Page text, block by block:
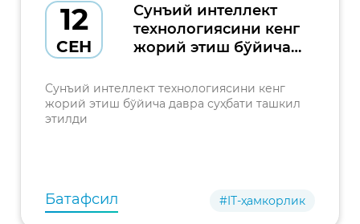
12
СЕН
Сунъий интеллект
технологиясини кенг
жорий этиш бўйича
ташкил этилди
Сунъий интеллект технологиясини кенг
жорий этиш бўйича давра суҳбати ташкил
этилди
Батафсил #IT-ҳамкорлик